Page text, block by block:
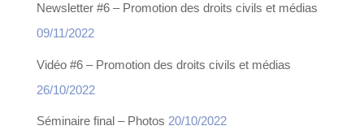
Newsletter #6 – Promotion des droits civils et médias
09/11/2022
Vidéo #6 – Promotion des droits civils et médias
26/10/2022
Séminaire final – Photos 20/10/2022